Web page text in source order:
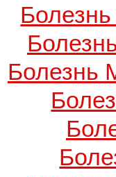
Болезнь